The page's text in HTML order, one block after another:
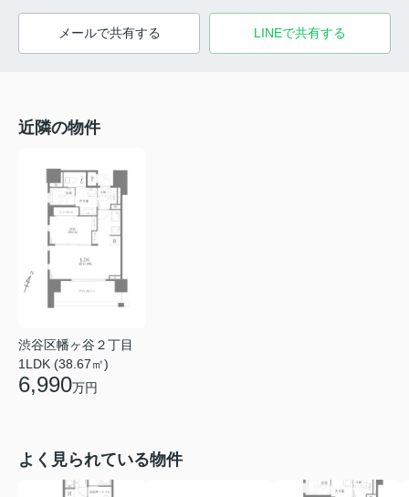
メールで共有する LINEで共有する
近隣の物件
渋谷区幡ヶ谷２丁目
1LDK (38.67㎡)
6,990万円
よく見られている物件